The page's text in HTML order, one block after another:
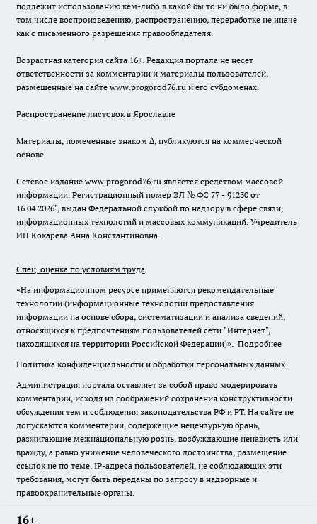
подлежит использованию кем-либо в какой бы то ни было форме, в
том числе воспроизведению, распространению, переработке не иначе
как с письменного разрешения правообладателя.
Возрастная категория сайта 16+. Редакция портала не несет
ответственности за комментарии и материалы пользователей,
размещенные на сайте www.progorod76.ru и его субдоменах.
Распространение листовок в Ярославле
Материалы, помеченные знаком ∆, публикуются на коммерческой
основе
Сетевое издание www.progorod76.ru является средством массовой
информации. Регистрационный номер ЭЛ № ФС 77 - 91230 от
16.04.2026", выдан Федеральной службой по надзору в сфере связи,
информационных технологий и массовых коммуникаций. Учредитель
ИП Кокарева Анна Константиновна.
Спец. оценка по условиям труда
«На информационном ресурсе применяются рекомендательные
технологии (информационные технологии предоставления
информации на основе сбора, систематизации и анализа сведений,
относящихся к предпочтениям пользователей сети "Интернет",
находящихся на территории Российской Федерации)». Подробнее
Политика конфиденциальности и обработки персональных данных
Администрация портала оставляет за собой право модерировать
комментарии, исходя из соображений сохранения конструктивности
обсуждения тем и соблюдения законодательства РФ и РТ. На сайте не
допускаются комментарии, содержащие нецензурную брань,
разжигающие межнациональную рознь, возбуждающие ненависть или
вражду, а равно унижение человеческого достоинства, размещение
ссылок не по теме. IP-адреса пользователей, не соблюдающих эти
требования, могут быть переданы по запросу в надзорные и
правоохранительные органы.
16+